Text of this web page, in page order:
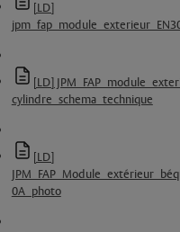
[LD]
[LD]
cylindre_schema_technique
[LD]
0A_photo